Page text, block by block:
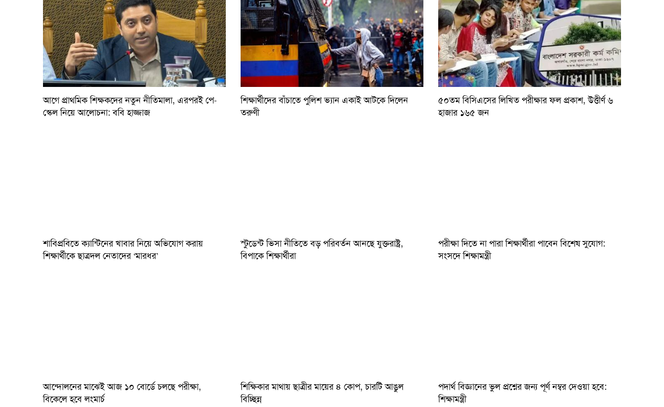
আগে প্রাথমিক শিক্ষকদের নতুন নীতিমালা, এরপরই পে-
স্কেল নিয়ে আলোচনা: ববি হাজ্জাজ
শিক্ষার্থীদের বাঁচাতে পুলিশ ভ্যান একাই আটকে দিলেন
তরুণী
৫০তম বিসিএসের লিখিত পরীক্ষার ফল প্রকাশ, উত্তীর্ণ ৬
হাজার ১৬৫ জন
শাবিপ্রবিতে ক্যান্টিনের খাবার নিয়ে অভিযোগ করায়
শিক্ষার্থীকে ছাত্রদল নেতাদের ‘মারধর’
স্টুডেন্ট ভিসা নীতিতে বড় পরিবর্তন আনছে যুক্তরাষ্ট্র,
বিপাকে শিক্ষার্থীরা
পরীক্ষা দিতে না পারা শিক্ষার্থীরা পাবেন বিশেষ সুযোগ:
সংসদে শিক্ষামন্ত্রী
আন্দোলনের মাঝেই আজ ১০ বোর্ডে চলছে পরীক্ষা,
বিকেলে হবে লংমার্চ
শিক্ষিকার মাথায় ছাত্রীর মায়ের ৪ কোপ, চারটি আঙুল
বিচ্ছিন্ন
পদার্থ বিজ্ঞানের ভুল প্রশ্নের জন্য পূর্ণ নম্বর দেওয়া হবে:
শিক্ষামন্ত্রী